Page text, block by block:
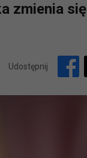
zmienia się
Udostępnij